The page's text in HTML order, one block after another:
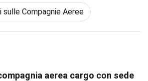
sulle Compagnie Aeree
aerea cargo con sede